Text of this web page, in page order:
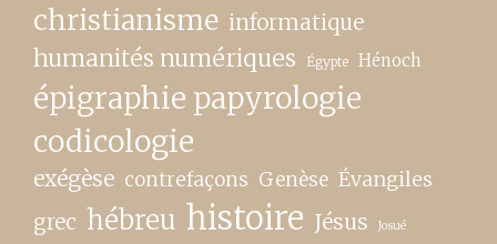
christianisme informatique
humanités numériques Égypte Hénoch
épigraphie papyrologie
codicologie
exégèse contrefaçons Genèse Évangiles
grec hébreu histoire Jésus Josué